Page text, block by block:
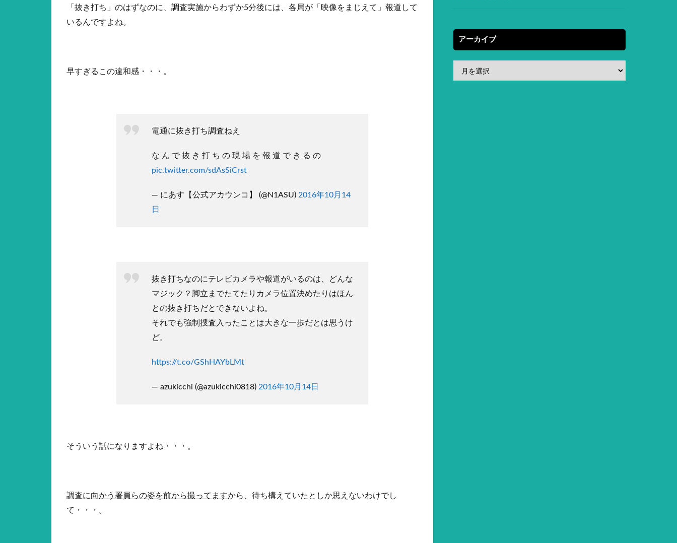
「抜き打ち」のはずなのに、調査実施からわずか5分後には、各局が「映像をまじえて」報道して
いるんですよね。
早すぎるこの違和感・・・。
電通に抜き打ち調査ねえ
な ん で 抜 き 打 ち の 現 場 を 報 道 で き る の
pic.twitter.com/sdAsSiCrst
— にあす【公式アカウンコ】 (@N1ASU) 2016年10月14
日
抜き打ちなのにテレビカメラや報道がいるのは、どんな
マジック？脚立までたてたりカメラ位置決めたりはほん
との抜き打ちだとできないよね。
それでも強制捜査入ったことは大きな一歩だとは思うけ
ど。
https://t.co/GShHAYbLMt
— azukicchi (@azukicchi0818) 2016年10月14日
そういう話になりますよね・・・。
調査に向かう署員らの姿を前から撮ってますから、待ち構えていたとしか思えないわけでし
て・・・。
アーカイブ